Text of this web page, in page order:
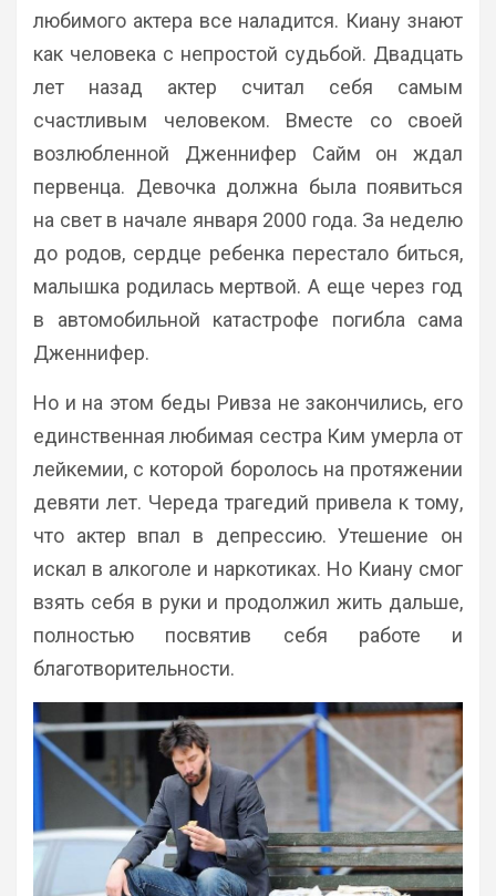
любимого актера все наладится. Киану знают
как человека с непростой судьбой. Двадцать
лет назад актер считал себя самым
счастливым человеком. Вместе со своей
возлюбленной Дженнифер Сайм он ждал
первенца. Девочка должна была появиться
на свет в начале января 2000 года. За неделю
до родов, сердце ребенка перестало биться,
малышка родилась мертвой. А еще через год
в автомобильной катастрофе погибла сама
Дженнифер.
Но и на этом беды Ривза не закончились, его
единственная любимая сестра Ким умерла от
лейкемии, с которой боролось на протяжении
девяти лет. Череда трагедий привела к тому,
что актер впал в депрессию. Утешение он
искал в алкоголе и наркотиках. Но Киану смог
взять себя в руки и продолжил жить дальше,
полностью посвятив себя работе и
благотворительности.